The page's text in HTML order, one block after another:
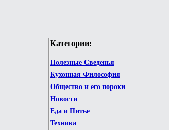
Категории:
Полезные Сведенья
Кухонная Философия
Общество и его пороки
Новости
Еда и Питье
Техника